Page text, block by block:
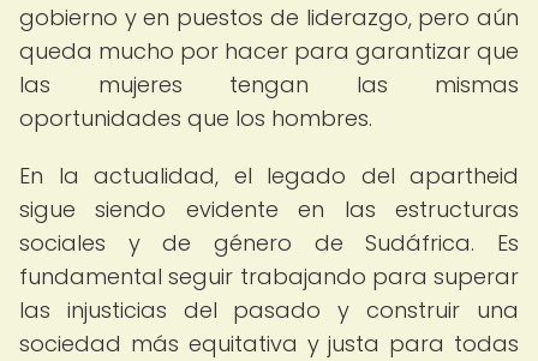
gobierno y en puestos de liderazgo, pero aún
queda mucho por hacer para garantizar que
las mujeres tengan las mismas
oportunidades que los hombres.
En la actualidad, el legado del apartheid
sigue siendo evidente en las estructuras
sociales y de género de Sudáfrica. Es
fundamental seguir trabajando para superar
las injusticias del pasado y construir una
sociedad más equitativa y justa para todas